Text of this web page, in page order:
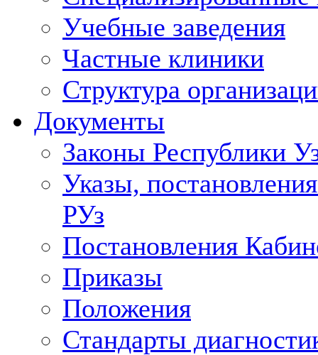
Учебные заведения
Частные клиники
Структура
Документы
Законы Республики
Указы,
РУз
Постановления
Приказы
Положения
Стандарты